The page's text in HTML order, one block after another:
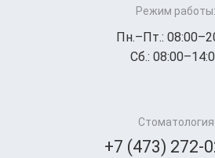
Режим работы:
Пн.–Пт.:
Сб.:
Стоматология
+7 (473) 272-